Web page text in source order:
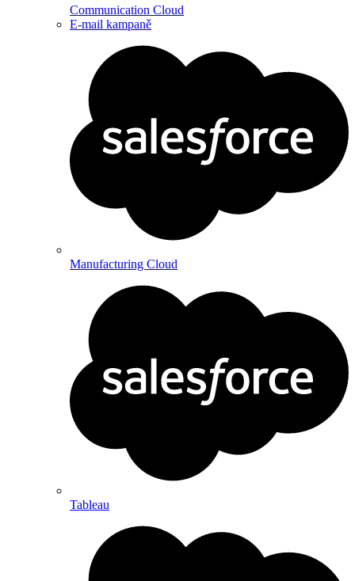
Communication Cloud
E-mail kampaně
Manufacturing Cloud
Tableau